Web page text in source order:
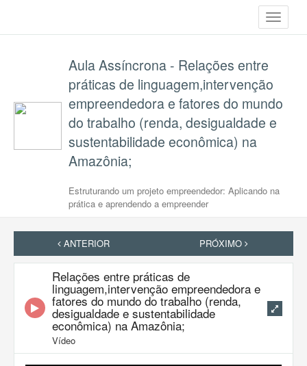
Toggle
Aula Assíncrona - Relações entre
práticas de linguagem,intervenção
empreendedora e fatores do mundo
do trabalho (renda, desigualdade e
sustentabilidade econômica) na
Amazônia;
Estruturando um projeto empreendedor: Aplicando na
prática e aprendendo a empreender
ANTERIOR PRÓXIMO
Relações entre práticas de
linguagem,intervenção empreendedora e
fatores do mundo do trabalho (renda,
desigualdade e sustentabilidade
econômica) na Amazônia;
Vídeo